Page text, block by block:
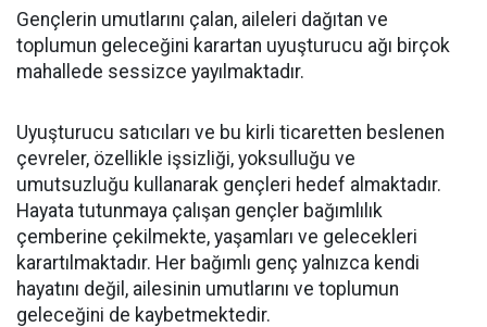
Gençlerin umutlarını çalan, aileleri dağıtan ve
toplumun geleceğini karartan uyuşturucu ağı birçok
mahallede sessizce yayılmaktadır.
Uyuşturucu satıcıları ve bu kirli ticaretten beslenen
çevreler, özellikle işsizliği, yoksulluğu ve
umutsuzluğu kullanarak gençleri hedef almaktadır.
Hayata tutunmaya çalışan gençler bağımlılık
çemberine çekilmekte, yaşamları ve gelecekleri
karartılmaktadır. Her bağımlı genç yalnızca kendi
hayatını değil, ailesinin umutlarını ve toplumun
geleceğini de kaybetmektedir.